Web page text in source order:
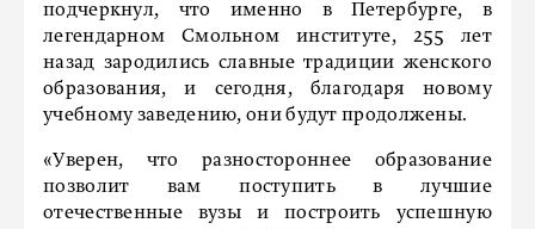
подчеркнул, что именно в Петербурге, в
легендарном Смольном институте, 255 лет
назад зародились славные традиции женского
образования, и сегодня, благодаря новому
учебному заведению, они будут продолжены.
«Уверен, что разностороннее образование
позволит вам поступить в лучшие
отечественные вузы и построить успешную